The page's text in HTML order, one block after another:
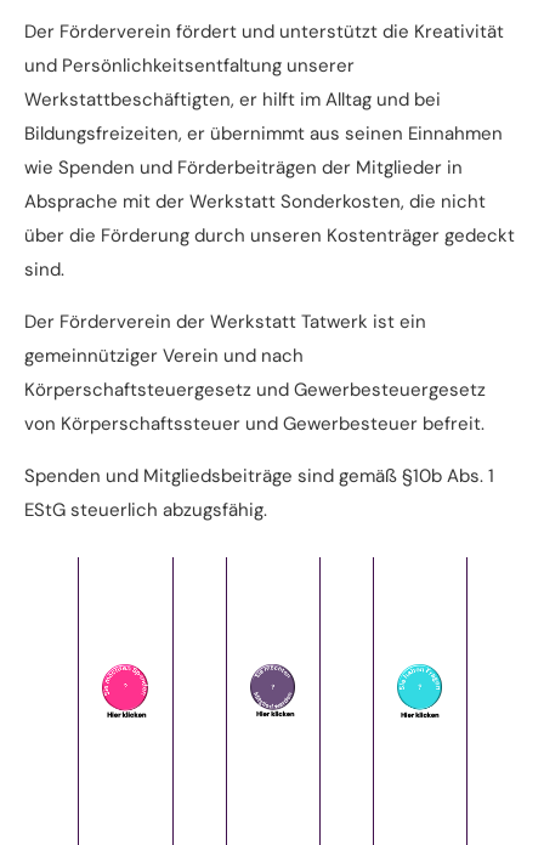
Der Förderverein fördert und unterstützt die Kreativität
und Persönlichkeitsentfaltung unserer
Werkstattbeschäftigten, er hilft im Alltag und bei
Bildungsfreizeiten, er übernimmt aus seinen Einnahmen
wie Spenden und Förderbeiträgen der Mitglieder in
Absprache mit der Werkstatt Sonderkosten, die nicht
über die Förderung durch unseren Kostenträger gedeckt
sind.
Der Förderverein der Werkstatt Tatwerk ist ein
gemeinnütziger Verein und nach
Körperschaftsteuergesetz und Gewerbesteuergesetz
von Körperschaftssteuer und Gewerbesteuer befreit.
Spenden und Mitgliedsbeiträge sind gemäß §10b Abs. 1
EStG steuerlich abzugsfähig.